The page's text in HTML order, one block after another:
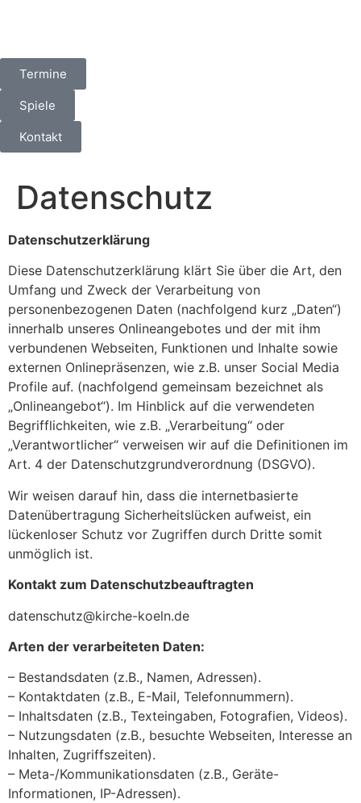
Termine
Spiele
Kontakt
Datenschutz
Datenschutzerklärung
Diese Datenschutzerklärung klärt Sie über die Art, den
Umfang und Zweck der Verarbeitung von
personenbezogenen Daten (nachfolgend kurz „Daten“)
innerhalb unseres Onlineangebotes und der mit ihm
verbundenen Webseiten, Funktionen und Inhalte sowie
externen Onlinepräsenzen, wie z.B. unser Social Media
Profile auf. (nachfolgend gemeinsam bezeichnet als
„Onlineangebot“). Im Hinblick auf die verwendeten
Begrifflichkeiten, wie z.B. „Verarbeitung“ oder
„Verantwortlicher“ verweisen wir auf die Definitionen im
Art. 4 der Datenschutzgrundverordnung (DSGVO).
Wir weisen darauf hin, dass die internetbasierte
Datenübertragung Sicherheitslücken aufweist, ein
lückenloser Schutz vor Zugriffen durch Dritte somit
unmöglich ist.
Kontakt zum Datenschutzbeauftragten
datenschutz@kirche-koeln.de
Arten der verarbeiteten Daten:
– Bestandsdaten (z.B., Namen, Adressen).
– Kontaktdaten (z.B., E-Mail, Telefonnummern).
– Inhaltsdaten (z.B., Texteingaben, Fotografien, Videos).
– Nutzungsdaten (z.B., besuchte Webseiten, Interesse an
Inhalten, Zugriffszeiten).
– Meta-/Kommunikationsdaten (z.B., Geräte-
Informationen, IP-Adressen).